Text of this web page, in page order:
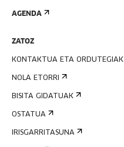
AGENDA
ZATOZ
KONTAKTUA ETA ORDUTEGIAK
NOLA ETORRI
BISITA GIDATUAK
OSTATUA
IRISGARRITASUNA